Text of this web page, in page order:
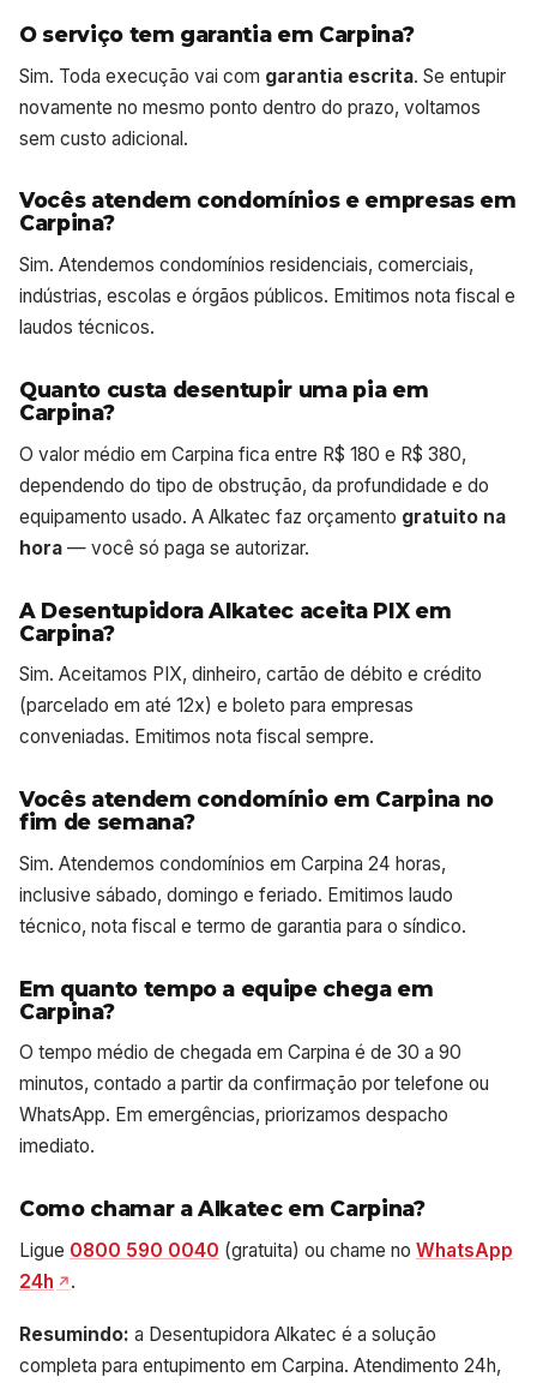
O serviço tem garantia em Carpina?
Sim. Toda execução vai com garantia escrita. Se entupir
novamente no mesmo ponto dentro do prazo, voltamos
sem custo adicional.
Vocês atendem condomínios e empresas em
Carpina?
Sim. Atendemos condomínios residenciais, comerciais,
indústrias, escolas e órgãos públicos. Emitimos nota fiscal e
laudos técnicos.
Quanto custa desentupir uma pia em
Carpina?
O valor médio em Carpina fica entre R$ 180 e R$ 380,
dependendo do tipo de obstrução, da profundidade e do
equipamento usado. A Alkatec faz orçamento gratuito na
hora — você só paga se autorizar.
A Desentupidora Alkatec aceita PIX em
Carpina?
Sim. Aceitamos PIX, dinheiro, cartão de débito e crédito
(parcelado em até 12x) e boleto para empresas
conveniadas. Emitimos nota fiscal sempre.
Vocês atendem condomínio em Carpina no
fim de semana?
Sim. Atendemos condomínios em Carpina 24 horas,
inclusive sábado, domingo e feriado. Emitimos laudo
técnico, nota fiscal e termo de garantia para o síndico.
Em quanto tempo a equipe chega em
Carpina?
O tempo médio de chegada em Carpina é de 30 a 90
minutos, contado a partir da confirmação por telefone ou
WhatsApp. Em emergências, priorizamos despacho
imediato.
Como chamar a Alkatec em Carpina?
Ligue 0800 590 0040 (gratuita) ou chame no WhatsApp
24h
.
Resumindo: a Desentupidora Alkatec é a solução
completa para entupimento em Carpina. Atendimento 24h,